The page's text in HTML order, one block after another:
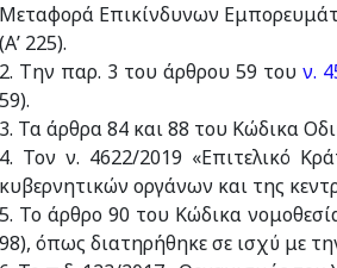
Μεταφορά Επικίνδυνων
(Α’ 225).
2. Την παρ. 3 του άρθρου 59 του ν.
59).
3. Τα άρθρα 84 και 88 του Κώδικα
4. Τον ν. 4622/2019 «Επιτελικό
κυβερνητικών οργάνων και της
5. Το άρθρο 90 του Κώδικα
98), όπως διατηρήθηκε σε ισχύ με